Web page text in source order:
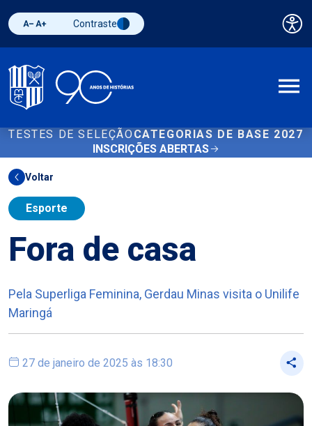
Diminuir fonte
Aumentar fonteAlternar contraste
Contraste
TESTES DE SELEÇÃO CATEGORIAS DE BASE 2027
INSCRIÇÕES ABERTAS
Voltar
Esporte
Fora de casa
Pela Superliga Feminina, Gerdau Minas visita o Unilife
Maringá
27 de janeiro de 2025 às 18:30